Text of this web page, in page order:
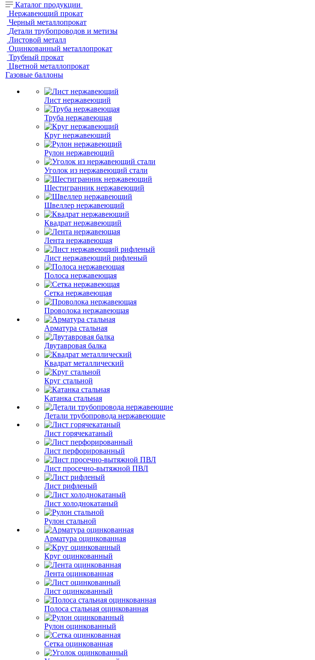
Каталог продукции
Нержавеющий прокат
Черный металлопрокат
Детали трубопроводов и метизы
Листовой металл
Оцинкованный металлопрокат
Трубный прокат
Цветной металлопрокат
Газовые баллоны
Лист нержавеющий
Труба нержавеющая
Круг нержавеющий
Рулон нержавеющий
Уголок из нержавеющий стали
Шестигранник нержавеющий
Швеллер нержавеющий
Квадрат нержавеющий
Лента нержавеющая
Лист нержавеющий рифленый
Полоса нержавеющая
Сетка нержавеющая
Проволока нержавеющая
Арматура стальная
Двутавровая балка
Квадрат металлический
Круг стальной
Катанка стальная
Детали трубопровода нержавеющие
Лист горячекатаный
Лист перфорированный
Лист просечно-вытяжной ПВЛ
Лист рифленый
Лист холоднокатаный
Рулон стальной
Арматура оцинкованная
Круг оцинкованный
Лента оцинкованная
Лист оцинкованный
Полоса стальная оцинкованная
Рулон оцинкованный
Сетка оцинкованная